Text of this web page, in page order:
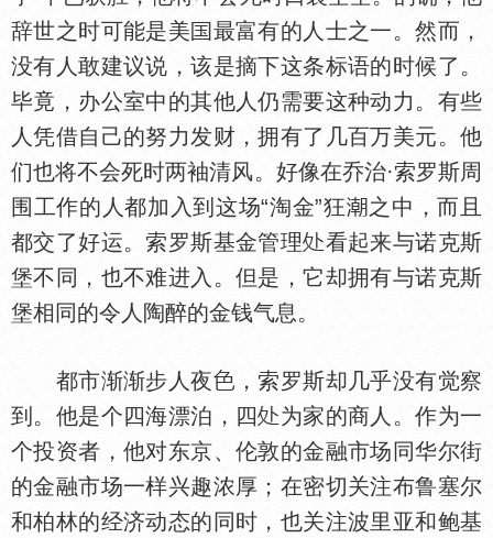
辞世之时可能是美
最富有的人士之一。然而，
没有人敢建议说，该是摘下这条标语的时候了。
毕竟，办公室中的其他人仍需要这种动力。有些
人凭借自己的努力发财，拥有了几百万美元。他
们也将不会死时两袖清风。好像在乔治·索罗斯周
围工作的人都加入到这场“淘金”狂
之中，而且
都交了好运。索罗斯基金管理
看起来与诺克斯
堡不同，也不难进入。但是，它却拥有与诺克斯
堡相同的令人陶醉的金钱气息。
都市渐渐步人夜
，索罗斯却几乎没有觉察
到。他是个四海漂泊，四
为家的商人。作为一
个投资者，他对东京、伦敦的金融市场同华尔街
的金融市场一样兴趣浓厚；在密切关注布鲁塞尔
和柏林的经济动态的同时，也关注波里亚和鲍基